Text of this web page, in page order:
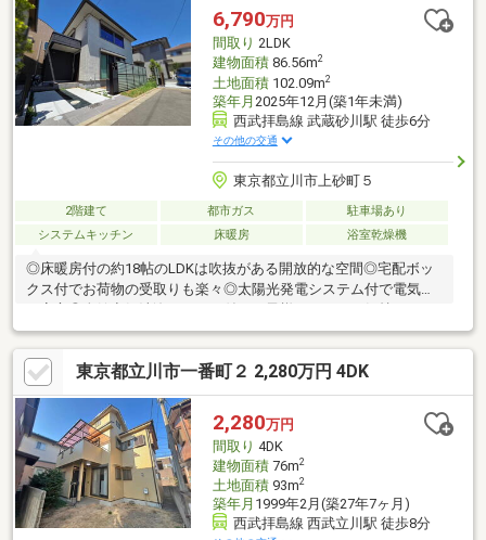
立第七中学校…徒歩約14分・ヤオコー西武立川駅前店…徒歩約13
分・サンドラッグ西武立川駅前店…徒歩約13分
6,790万円
間取り 2LDK
建物面積86.56m2
土地面積102.09m2
築年月 2025年12月(築1年未満)
西武拝島線 武蔵砂川駅 徒歩6分
その他の交通
東京都立川市上砂町５
2階建て 都市ガス
駐車場あり
システムキッチン
床暖房 浴室乾燥機
◎床暖房付の約18帖のLDKは吹抜がある開放的な空間◎宅配ボッ
クス付でお荷物の受取りも楽々◎太陽光発電システム付で電気代
生活できます◎全居室8帖以上のゆとりある間取です※床暖房：LD
部分、複層ガラス：全窓、エアコン2基：LDK・約8.2帖洋室※駐車
台数は車種によります
東京都立川市一番町２ 2,280万円 4DK
2,280万円
間取り 4DK
建物面積76m2
土地面積93m2
築年月 1999年2月(築27年7ヶ月)
西武拝島線 西武立川駅 徒歩8分